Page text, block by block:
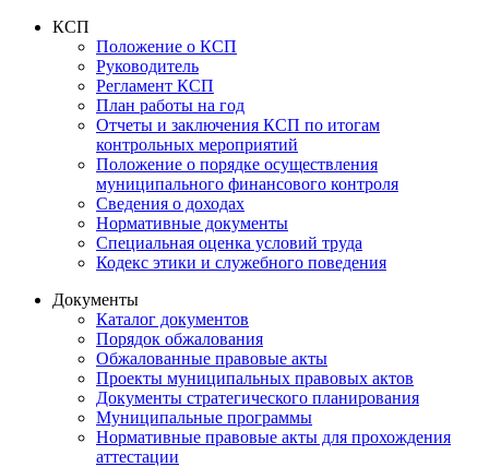
КСП
Положение о КСП
Руководитель
Регламент КСП
План работы на год
Отчеты и заключения КСП по итогам
контрольных мероприятий
Положение о порядке осуществления
муниципального финансового контроля
Сведения о доходах
Нормативные документы
Специальная оценка условий труда
Кодекс этики и служебного поведения
Документы
Каталог документов
Порядок обжалования
Обжалованные правовые акты
Проекты муниципальных правовых актов
Документы стратегического планирования
Муниципальные программы
Нормативные правовые акты для прохождения
аттестации